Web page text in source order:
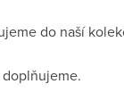
do naší